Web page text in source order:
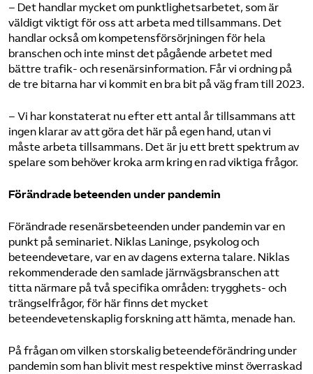
– Det handlar mycket om punktlighetsarbetet, som är
väldigt viktigt för oss att arbeta med tillsammans. Det
handlar också om kompetensförsörjningen för hela
branschen och inte minst det pågående arbetet med
bättre trafik- och resenärsinformation. Får vi ordning på
de tre bitarna har vi kommit en bra bit på väg fram till 2023.
– Vi har konstaterat nu efter ett antal år tillsammans att
ingen klarar av att göra det här på egen hand, utan vi
måste arbeta tillsammans. Det är ju ett brett spektrum av
spelare som behöver kroka arm kring en rad viktiga frågor.
Förändrade beteenden under pandemin
Förändrade resenärsbeteenden under pandemin var en
punkt på seminariet. Niklas Laninge, psykolog och
beteendevetare, var en av dagens externa talare. Niklas
rekommenderade den samlade järnvägsbranschen att
titta närmare på två specifika områden: trygghets- och
trängselfrågor, för här finns det mycket
beteendevetenskaplig forskning att hämta, menade han.
På frågan om vilken storskalig beteendeförändring under
pandemin som han blivit mest respektive minst överraskad